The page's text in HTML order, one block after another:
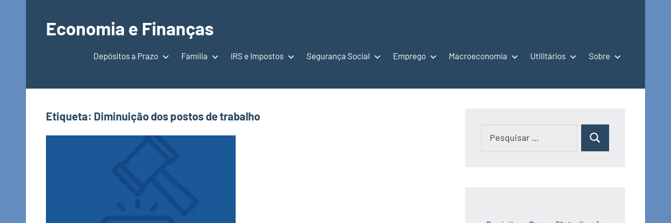
Economia e Finanças
Depósitos
Finanças
Calendários
Depósitos a Prazo Família IRS e Impostos Segurança Social Emprego Macroeconomia Utilitários Sobre
Etiqueta: Diminuição dos postos de trabalho
Pesquisar